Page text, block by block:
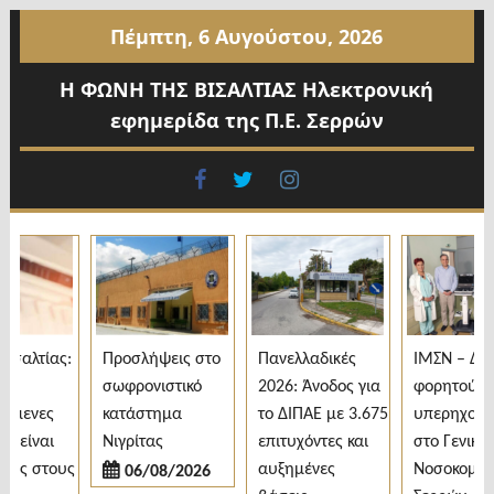
περιεχόμενο
Πέμπτη, 6 Αυγούστου, 2026
Η ΦΩΝΗ ΤΗΣ ΒΙΣΑΛΤΙΑΣ Ηλεκτρονική
εφημερίδα της Π.Ε. Σερρών
facebook
twitter
στους
Προσλήψεις στο
σωφρονιστικό
κατάστημα
Νιγρίτας
06/08/2026
Πανελλαδικές
2026: Άνοδος για
το ΔΙΠΑΕ με 3.675
επιτυχόντες και
αυξημένες
ΙΜΣΝ –
φορητού
στο Γενικό
Νοσοκομείο